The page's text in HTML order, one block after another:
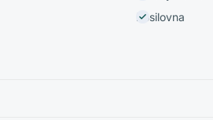
Posilovna